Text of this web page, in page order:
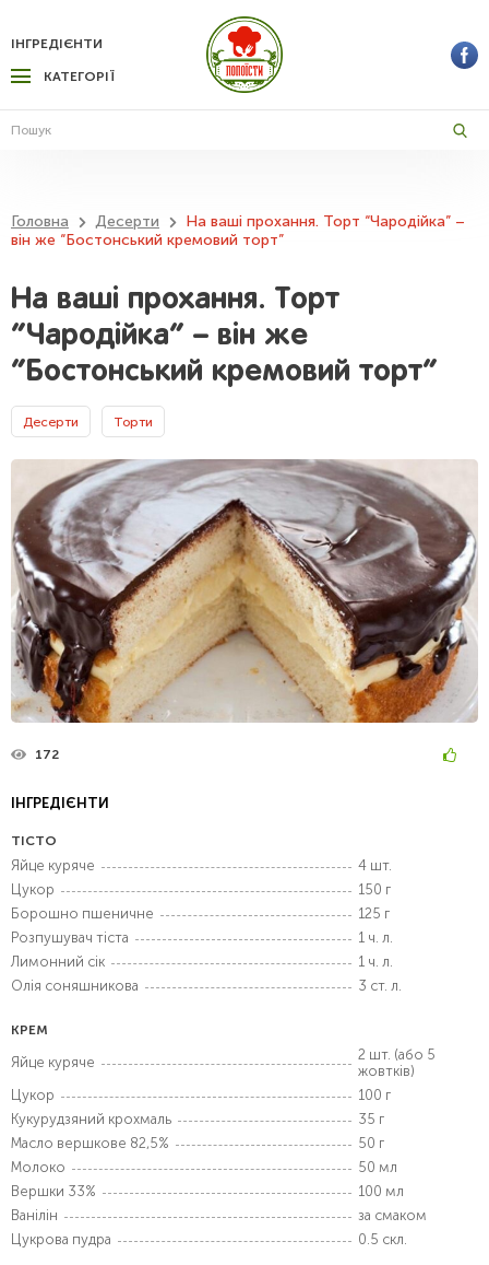
КАТЕГОРІЇ
ІНГРЕДІЄНТИ
Головна Десерти
На ваші прохання. Торт “Чародійка” –
він же “Бостонський кремовий торт”
На ваші прохання. Торт
“Чародійка” – він же
“Бостонський кремовий торт”
Десерти Торти
172
ІНГРЕДІЄНТИ
ТІСТО
Яйце куряче
4 шт.
Цукор
150 г
Борошно пшеничне
125 г
Розпушувач тіста
1 ч. л.
Лимонний сік
1 ч. л.
Олія соняшникова
3 ст. л.
КРЕМ
Яйце куряче
2 шт. (або 5
жовтків)
Цукор
100 г
Кукурудзяний крохмаль
35 г
Масло вершкове 82,5%
50 г
Молоко
50 мл
Вершки 33%
100 мл
Ванілін
за смаком
Цукрова пудра
0.5 скл.